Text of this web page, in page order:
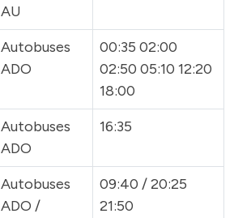
AU
Autobuses
ADO
00:35 02:00
02:50 05:10 12:20
18:00
Autobuses
ADO
16:35
Autobuses
ADO /
09:40 / 20:25
21:50